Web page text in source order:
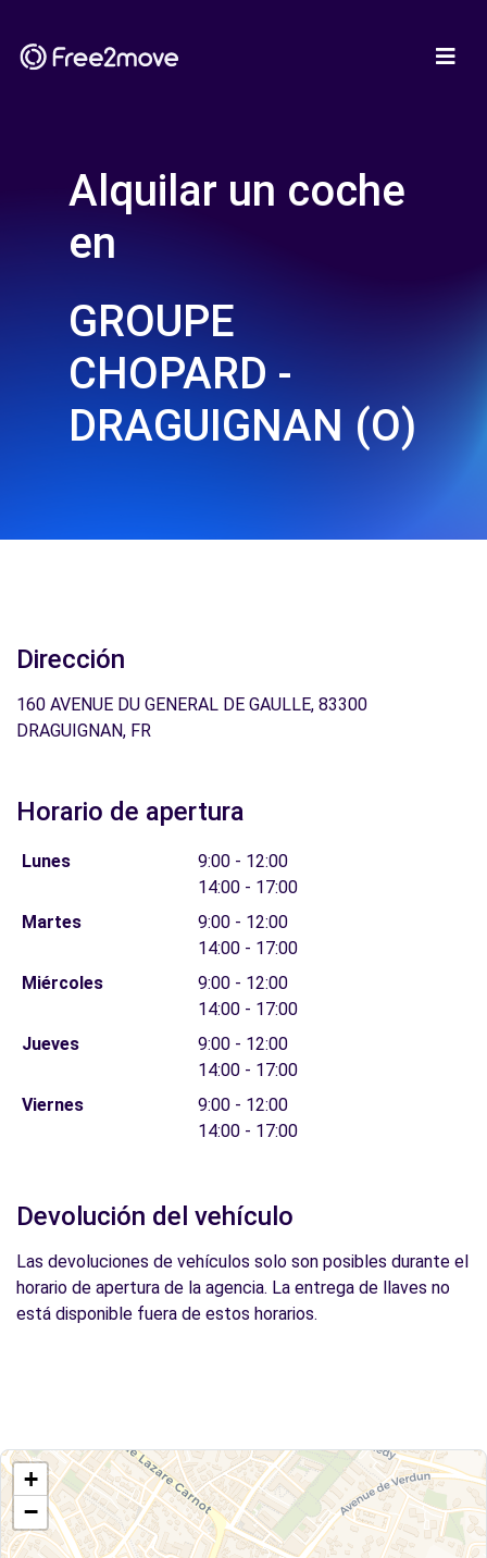
Alquilar un coche
en
GROUPE
CHOPARD -
DRAGUIGNAN (O)
Dirección
160 AVENUE DU GENERAL DE GAULLE, 83300
DRAGUIGNAN, FR
Horario de apertura
Lunes
9:00 - 12:00
14:00 - 17:00
Martes
9:00 - 12:00
14:00 - 17:00
Miércoles
9:00 - 12:00
14:00 - 17:00
Jueves
9:00 - 12:00
14:00 - 17:00
Viernes
9:00 - 12:00
14:00 - 17:00
Devolución del vehículo
Las devoluciones de vehículos solo son posibles durante el
horario de apertura de la agencia. La entrega de llaves no
está disponible fuera de estos horarios.
+
−